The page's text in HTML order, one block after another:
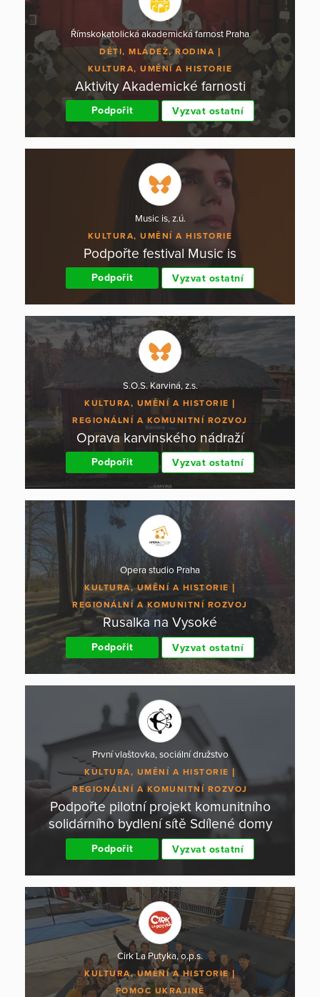
Římskokatolická akademická farnost Praha
DĚTI, MLÁDEŽ, RODINA
KULTURA, UMĚNÍ A HISTORIE
Aktivity Akademické farnosti
Podpořit Vyzvat ostatní
Music is, z.ú.
KULTURA, UMĚNÍ A HISTORIE
Podpořte festival Music is
Podpořit Vyzvat ostatní
S.O.S. Karviná, z.s.
KULTURA, UMĚNÍ A HISTORIE
REGIONÁLNÍ A KOMUNITNÍ ROZVOJ
Oprava karvinského nádraží
Podpořit Vyzvat ostatní
Opera studio Praha
KULTURA, UMĚNÍ A HISTORIE
REGIONÁLNÍ A KOMUNITNÍ ROZVOJ
Rusalka na Vysoké
Podpořit Vyzvat ostatní
První vlaštovka, sociální družstvo
KULTURA, UMĚNÍ A HISTORIE
REGIONÁLNÍ A KOMUNITNÍ ROZVOJ
Podpořte pilotní projekt komunitního
solidárního bydlení sítě Sdílené domy
Podpořit Vyzvat ostatní
Cirk La Putyka, o.p.s.
KULTURA, UMĚNÍ A HISTORIE
POMOC UKRAJINĚ